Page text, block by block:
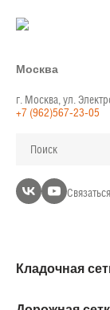
Москва
г. Москва, ул.
+7 (962)567-23-05
Поиск
Кладочная